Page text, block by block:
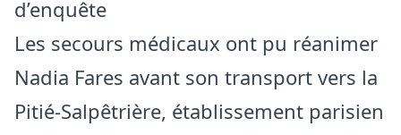
d’enquête
Les secours médicaux ont pu réanimer
Nadia Fares avant son transport vers la
Pitié‑Salpêtrière, établissement parisien